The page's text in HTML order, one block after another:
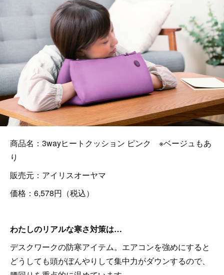
商品名：3wayヒートクッション ピンク ※ベージュもあ
り
販売元：アイリスオーヤマ
価格：6,578円（税込）
わたしのリアルな寒さ対策は…
デスクワークの防寒アイテム。エアコンを強めにすると
どうしても頭がぼんやりして集中力がダウンするので、